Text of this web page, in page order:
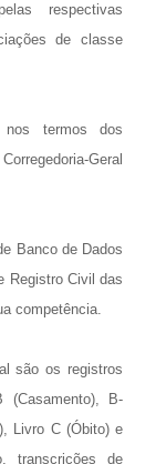
respectivas
de classe
nos termos dos
Geral
Banco de Dados
Registro Civil das
competência.
são os registros
(Casamento), B-
Livro C (Óbito) e
transcrições de